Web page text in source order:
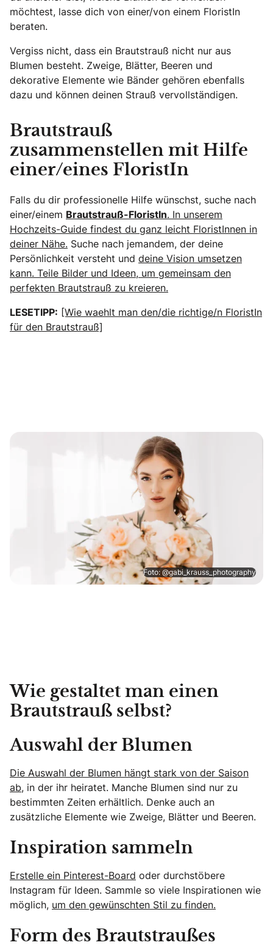
möchtest, lasse dich von einer/von einem FloristIn
beraten.
Vergiss nicht, dass ein Brautstrauß nicht nur aus
Blumen besteht. Zweige, Blätter, Beeren und
dekorative Elemente wie Bänder gehören ebenfalls
dazu und können deinen Strauß vervollständigen.
Brautstrauß
zusammenstellen mit Hilfe
einer/eines FloristIn
Falls du dir professionelle Hilfe wünschst, suche nach
einer/einem Brautstrauß-FloristIn. In unserem
Hochzeits-Guide findest du ganz leicht FloristInnen in
deiner Nähe. Suche nach jemandem, der deine
Persönlichkeit versteht und deine Vision umsetzen
kann. Teile Bilder und Ideen, um gemeinsam den
perfekten Brautstrauß zu kreieren.
LESETIPP: [Wie waehlt man den/die richtige/n FloristIn
für den Brautstrauß]
Foto: @gabi_krauss_photography
Wie gestaltet man einen
Brautstrauß selbst?
Auswahl der Blumen
Die Auswahl der Blumen hängt stark von der Saison
ab, in der ihr heiratet. Manche Blumen sind nur zu
bestimmten Zeiten erhältlich. Denke auch an
zusätzliche Elemente wie Zweige, Blätter und Beeren.
Inspiration sammeln
Erstelle ein Pinterest-Board oder durchstöbere
Instagram für Ideen. Sammle so viele Inspirationen wie
möglich, um den gewünschten Stil zu finden.
Form des Brautstraußes